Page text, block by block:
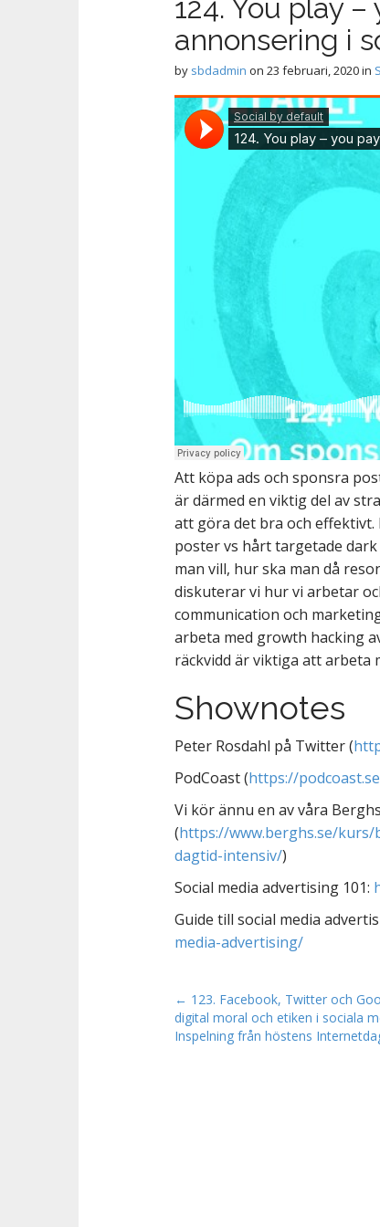
124. You play
annonsering i
by sbdadmin on 23 februari, 2020in
Att köpa ads och sponsra
är därmed en viktig del av
att göra det bra och
poster vs hårt targetade
man vill, hur ska man då
diskuterar vi hur vi arbetar
communication och
arbeta med growth hacking
räckvidd är viktiga att arbeta
Shownotes
Peter Rosdahl på Twitter (
PodCoast (https://podcoast.se
Vi kör ännu en av våra
(https://www.berghs.se/
dagtid-intensiv/)
Social media advertising 101:
Guide till social media
media-advertising/
P
o
s
← 123. Facebook, Twitter och
digital moral och etiken i sociala
Inspelning från höstens